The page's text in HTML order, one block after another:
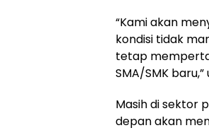
“Kami akan
kondisi tidak
tetap
SMA/SMK
Masih di sektor
depan akan